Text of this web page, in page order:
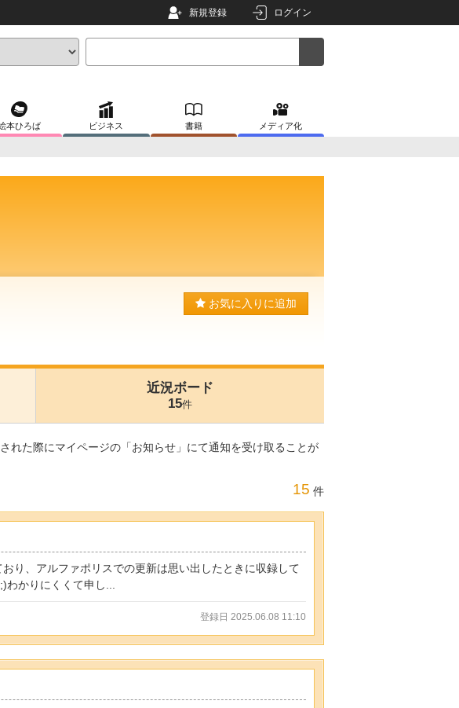
新規登録 ログイン
本ひろば ビジネス 書籍 メディア化
お気に入りに追加
近況ボード
15件
れた際にマイページの「お知らせ」にて通知を受け取ることが
15 件
り、アルファポリスでの更新は思い出したときに収録して
かりにくくて申し...
登録日 2025.06.08 11:10